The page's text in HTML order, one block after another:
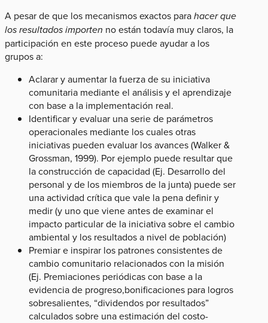
A pesar de que los mecanismos exactos parahacer que
los resultados importen no están todavía muy claros, la
participación en este proceso puede ayudar a los
grupos a:
Aclarar y aumentar la fuerza de su iniciativa
comunitaria mediante el análisis y el aprendizaje
con base a la implementación real.
Identificar y evaluar una serie de parámetros
operacionales mediante los cuales otras
iniciativas pueden evaluar los avances (Walker &
Grossman, 1999). Por ejemplo puede resultar que
la construcción de capacidad (Ej. Desarrollo del
personal y de los miembros de la junta) puede ser
una actividad crítica que vale la pena definir y
medir (y uno que viene antes de examinar el
impacto particular de la iniciativa sobre el cambio
ambiental y los resultados a nivel de población)
Premiar e inspirar los patrones consistentes de
cambio comunitario relacionados con la misión
(Ej. Premiaciones periódicas con base a la
evidencia de progreso,bonificaciones para logros
sobresalientes, “dividendos por resultados”
calculados sobre una estimación del costo-